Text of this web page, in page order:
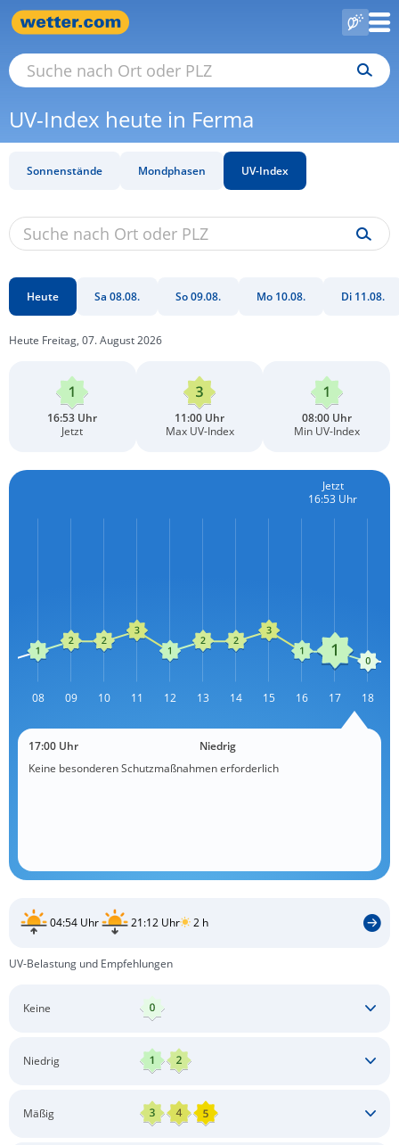
UV-Index heute in Ferma
Sonnenstände Mondphasen UV-Index
Heute Sa 08.08. So 09.08. Mo 10.08. Di 11.08.
Heute Freitag, 07. August 2026
16:53 Uhr
Jetzt
11:00 Uhr
Max UV-Index
08:00 Uhr
Min UV-Index
Jetzt
16:53 Uhr
L
08 09 10 11 12 13 14 15 16 17 18
17:00 Uhr
Niedrig
Keine besonderen Schutzmaßnahmen erforderlich
04:54 Uhr 21:12 Uhr 2 h
UV-Belastung und Empfehlungen
Keine
Niedrig
Mäßig